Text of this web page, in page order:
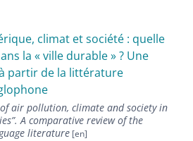
climat et société : quelle
la « ville durable » ? Une
partir de la littérature
air pollution, climate and society in
A comparative review of the
literature